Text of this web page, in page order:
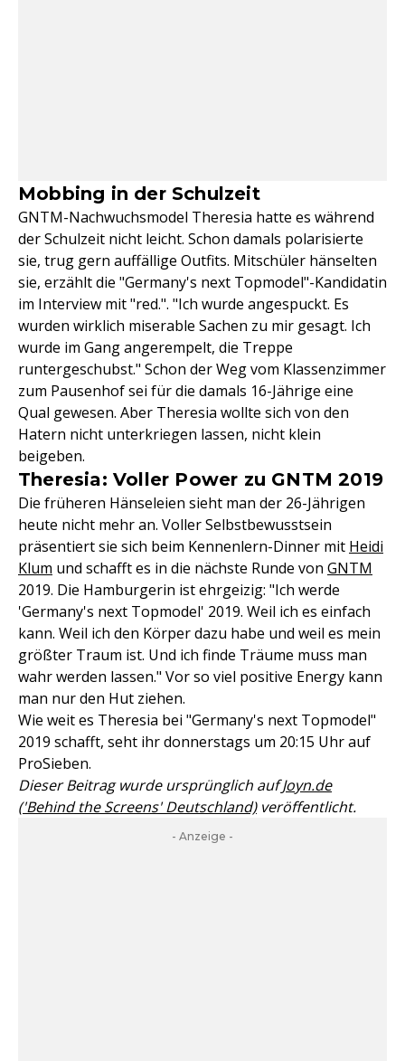
Mobbing in der Schulzeit
GNTM-Nachwuchsmodel Theresia hatte es während
der Schulzeit nicht leicht. Schon damals polarisierte
sie, trug gern auffällige Outfits. Mitschüler hänselten
sie, erzählt die "Germany's next Topmodel"-Kandidatin
im Interview mit "red.". "Ich wurde angespuckt. Es
wurden wirklich miserable Sachen zu mir gesagt. Ich
wurde im Gang angerempelt, die Treppe
runtergeschubst." Schon der Weg vom Klassenzimmer
zum Pausenhof sei für die damals 16-Jährige eine
Qual gewesen. Aber Theresia wollte sich von den
Hatern nicht unterkriegen lassen, nicht klein
beigeben.
Theresia: Voller Power zu GNTM 2019
Die früheren Hänseleien sieht man der 26-Jährigen
heute nicht mehr an. Voller Selbstbewusstsein
präsentiert sie sich beim Kennenlern-Dinner mit Heidi
Klum und schafft es in die nächste Runde von GNTM
2019. Die Hamburgerin ist ehrgeizig: "Ich werde
'Germany's next Topmodel' 2019. Weil ich es einfach
kann. Weil ich den Körper dazu habe und weil es mein
größter Traum ist. Und ich finde Träume muss man
wahr werden lassen." Vor so viel positive Energy kann
man nur den Hut ziehen.
Wie weit es Theresia bei "Germany's next Topmodel"
2019 schafft, seht ihr donnerstags um 20:15 Uhr auf
ProSieben.
Dieser Beitrag wurde ursprünglich aufJoyn.de
('Behind the Screens' Deutschland)veröffentlicht.
- Anzeige -